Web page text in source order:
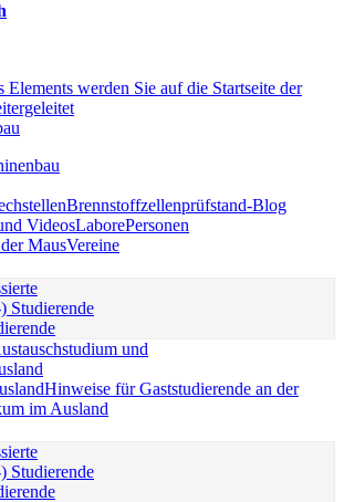
Brennstoffzellenprüfstand-Blog
VideosLaborePersonen
MausVereine
Studierende
und
Hinweise für Gaststudierende an der
im Ausland
Studierende